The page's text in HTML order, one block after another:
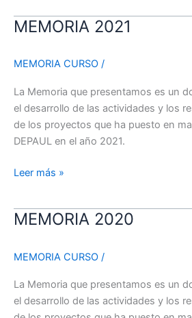
MEMORIA 2021
MEMORIA CURSO /
La Memoria que presentamos es un
el desarrollo de las actividades y los
de los proyectos que ha puesto en
DEPAUL en el año 2021.
MEMORIA
Leer más »
MEMORIA 2020
MEMORIA CURSO /
La Memoria que presentamos es un
el desarrollo de las actividades y los
MEMORIA